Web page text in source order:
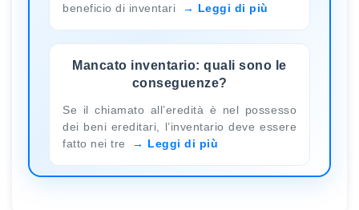
beneficio di inventari
Leggi di più
Mancato inventario: quali sono le
conseguenze?
Se il chiamato all’eredità è nel possesso
dei beni ereditari, l’inventario deve essere
fatto nei tre
Leggi di più